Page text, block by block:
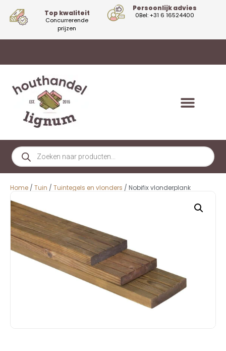
Top kwaliteit
Concurrerende
prijzen
Persoonlijk advies
0Bel: +31 6 16524400
Home / Tuin / Tuintegels en vlonders / Nobifix vlonderplank